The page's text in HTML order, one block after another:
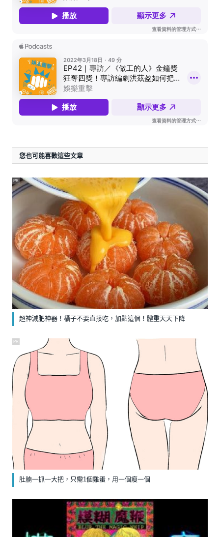
您也可能喜歡這些文章
超神減肥神器！橘子不要直接吃，加點這個！體重天天下降
PR
肚腩一抓一大把，只需1個雞蛋，用一個瘦一個
PR